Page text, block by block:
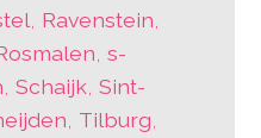
Ravenstein
s-
Schaijk Sint-
Tilburg